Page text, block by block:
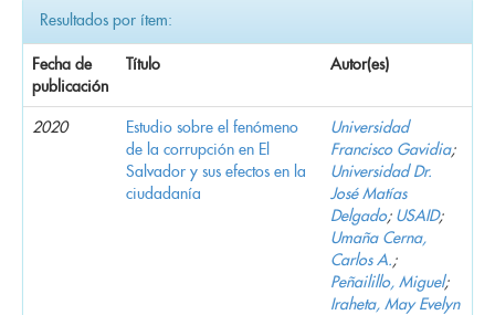
Resultados por ítem:
Fecha de
publicación
Título Autor(es)
2020
Estudio sobre el fenómeno
de la corrupción en El
Salvador y sus efectos en la
ciudadanía
Universidad
Francisco Gavidia;
Universidad Dr.
José Matías
Delgado; USAID;
Umaña Cerna,
Carlos A.;
Peñailillo, Miguel;
Iraheta, May Evelyn